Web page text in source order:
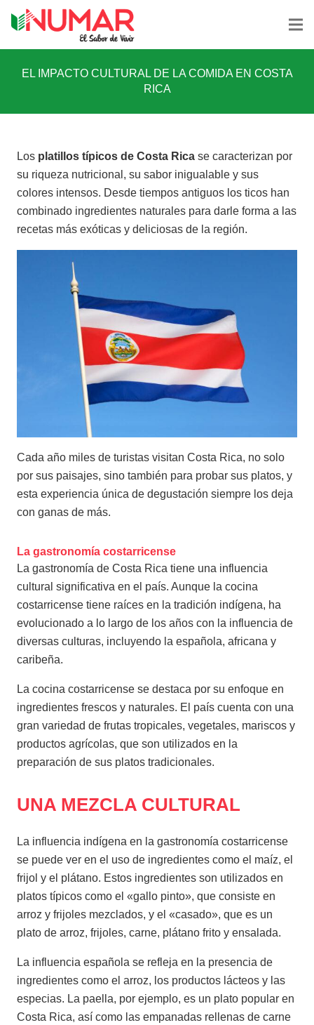
EL IMPACTO CULTURAL DE LA COMIDA EN COSTA
RICA
Los platillos típicos de Costa Rica se caracterizan por
su riqueza nutricional, su sabor inigualable y sus
colores intensos. Desde tiempos antiguos los ticos han
combinado ingredientes naturales para darle forma a las
recetas más exóticas y deliciosas de la región.
Cada año miles de turistas visitan Costa Rica, no solo
por sus paisajes, sino también para probar sus platos, y
esta experiencia única de degustación siempre los deja
con ganas de más.
La gastronomía costarricense
La gastronomía de Costa Rica tiene una influencia
cultural significativa en el país. Aunque la cocina
costarricense tiene raíces en la tradición indígena, ha
evolucionado a lo largo de los años con la influencia de
diversas culturas, incluyendo la española, africana y
caribeña.
La cocina costarricense se destaca por su enfoque en
ingredientes frescos y naturales. El país cuenta con una
gran variedad de frutas tropicales, vegetales, mariscos y
productos agrícolas, que son utilizados en la
preparación de sus platos tradicionales.
UNA MEZCLA CULTURAL
La influencia indígena en la gastronomía costarricense
se puede ver en el uso de ingredientes como el maíz, el
frijol y el plátano. Estos ingredientes son utilizados en
platos típicos como el «gallo pinto», que consiste en
arroz y frijoles mezclados, y el «casado», que es un
plato de arroz, frijoles, carne, plátano frito y ensalada.
La influencia española se refleja en la presencia de
ingredientes como el arroz, los productos lácteos y las
especias. La paella, por ejemplo, es un plato popular en
Costa Rica, así como las empanadas rellenas de carne